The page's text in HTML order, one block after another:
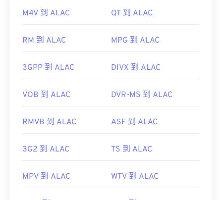
辑、制作和处理程序。UltraMixer 是一款
首次发行：1991年
https://en.wikipedia.org/wiki/WAV
https://www.techopedia.com/definition/12636/
M4V 到 ALAC QT 到 ALAC
RM 到 ALAC MPG 到 ALAC
3GPP 到 ALAC DIVX 到 ALAC
VOB 到 ALAC DVR-MS 到 ALAC
RMVB 到 ALAC ASF 到 ALAC
3G2 到 ALAC TS 到 ALAC
MPV 到 ALAC WTV 到 ALAC